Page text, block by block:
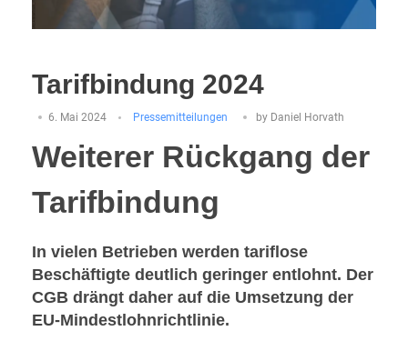
Tarifbindung 2024
6. Mai 2024 Pressemitteilungen by Daniel Horvath
Weiterer Rückgang der
Tarifbindung
In vielen Betrieben werden tariflose
Beschäftigte deutlich geringer entlohnt. Der
CGB drängt daher auf die Umsetzung der
EU-Mindestlohnrichtlinie.